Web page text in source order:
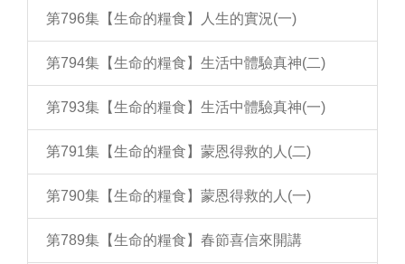
第796集【生命的糧食】人生的實況(一)
第794集【生命的糧食】生活中體驗真神(二)
第793集【生命的糧食】生活中體驗真神(一)
第791集【生命的糧食】蒙恩得救的人(二)
第790集【生命的糧食】蒙恩得救的人(一)
第789集【生命的糧食】春節喜信來開講